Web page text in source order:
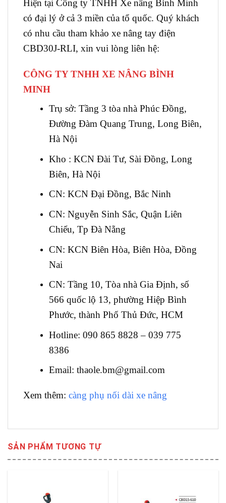
Hiện tại Công ty TNHH Xe nâng Bình Minh
có đại lý ở cả 3 miền của tổ quốc. Quý khách
có nhu cầu tham khảo xe nâng tay điện
CBD30J-RLI, xin vui lòng liên hệ:
CÔNG TY TNHH XE NÂNG BÌNH
MINH
Trụ sở: Tầng 3 tòa nhà Phúc Đồng,
Đường Đàm Quang Trung, Long Biên,
Hà Nội
Kho : KCN Đài Tư, Sài Đồng, Long
Biên, Hà Nội
CN: KCN Đại Đồng, Bắc Ninh
CN: Nguyễn Sinh Sắc, Quận Liên
Chiểu, Tp Đà Nẵng
CN: KCN Biên Hòa, Biên Hòa, Đồng
Nai
CN: Tầng 10, Tòa nhà Gia Định, số
566 quốc lộ 13, phường Hiệp Bình
Phước, thành Phố Thủ Đức, HCM
Hotline: 090 865 8828 – 039 775
8386
Email: thaole.bm@gmail.com
Xem thêm: càng phụ nối dài xe nâng
SẢN PHẨM TƯƠNG TỰ